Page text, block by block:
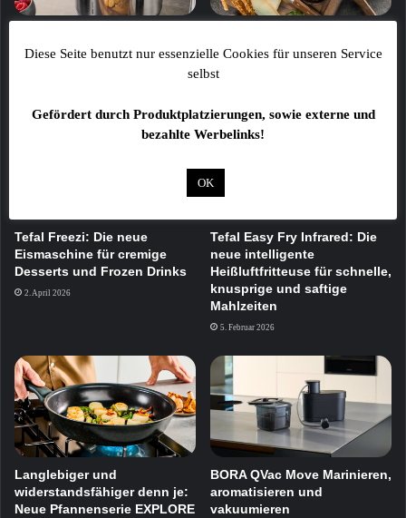
perfekte Ergebnisse in der
für Vorbereitung,
Zubereitung und Servieren
Tefal Freezi: Die neue
Eismaschine für cremige
Desserts und Frozen Drinks
2. April 2026
Tefal Easy Fry Infrared: Die
neue intelligente
Heißluftfritteuse für schnelle,
knusprige und saftige
Mahlzeiten
5. Februar 2026
Langlebiger und
widerstandsfähiger denn je:
Neue Pfannenserie EXPLORE
BORA QVac Move Marinieren,
aromatisieren und
vakuumieren
Diese Seite benutzt nur essenzielle Cookies für unseren Service
selbst
Gefördert durch Produktplatzierungen, sowie externe und
bezahlte Werbelinks!
OK